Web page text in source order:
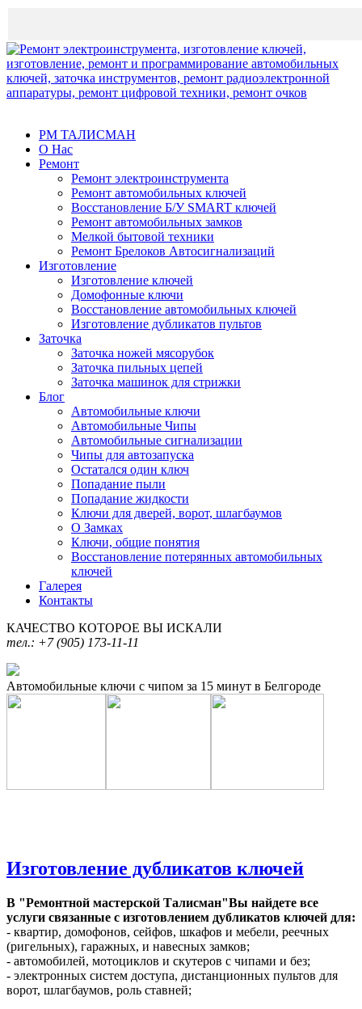
РМ ТАЛИСМАН
О Нас
Ремонт
Ремонт электроинструмента
Ремонт автомобильных ключей
Восстановление Б/У SMART ключей
Ремонт автомобильных замков
Мелкой бытовой техники
Ремонт Брелоков Автосигнализаций
Изготовление
Изготовление ключей
Домофонные ключи
Восстановление автомобильных ключей
Изготовление дубликатов пультов
Заточка
Заточка ножей мясорубок
Заточка пильных цепей
Заточка машинок для стрижки
Блог
Автомобильные ключи
Автомобильные Чипы
Автомобильные сигнализации
Чипы для автозапуска
Остатался один ключ
Попадание пыли
Попадание жидкости
Ключи для дверей, ворот, шлагбаумов
О Замках
Ключи, общие понятия
Восстановление потерянных автомобильных
ключей
Галерея
Контакты
КАЧЕСТВО КОТОРОЕ ВЫ ИСКАЛИ
тел.: +7 (905) 173-11-11
Автомобильные ключи с чипом за 15 минут в Белгороде
Изготовление дубликатов ключей
В "Ремонтной мастерской Талисман"Вы найдете все
услуги связанные с изготовлением дубликатов ключей для:
- квартир, домофонов, сейфов, шкафов и мебели, реечных
(ригельных), гаражных, и навесных замков;
- автомобилей, мотоциклов и скутеров с чипами и без;
- электронных систем доступа, дистанционных пультов для
ворот, шлагбаумов, роль ставней;